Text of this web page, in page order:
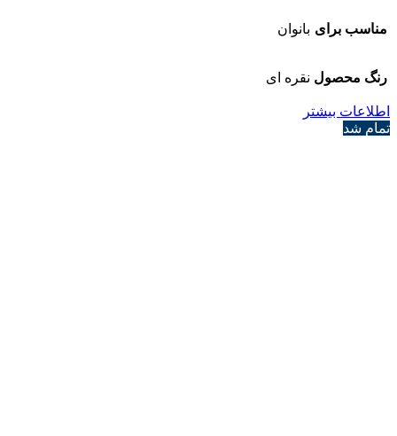
مناسب برای بانوان
رنگ محصول نقره ای
اطلاعات بیشتر
تمام شد